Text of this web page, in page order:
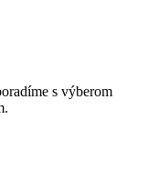
s výberom